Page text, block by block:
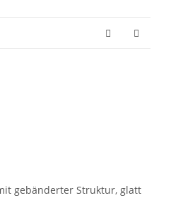
gebänderter Struktur, glatt